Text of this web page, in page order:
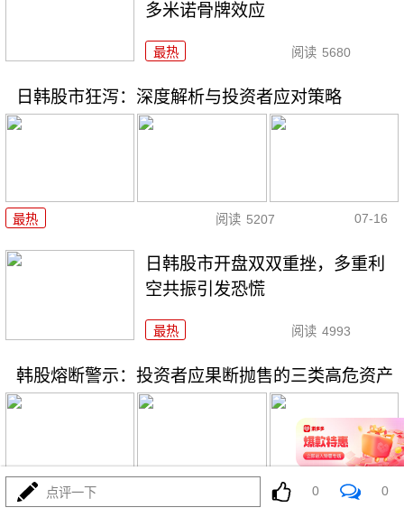
多米诺骨牌效应
最热 阅读 5680
日韩股市狂泻：深度解析与投资者应对策略
最热 阅读 5207 07-16
日韩股市开盘双双重挫，多重利
空共振引发恐慌
最热 阅读 4993
韩股熔断警示：投资者应果断抛售的三类高危资产
最热 3742 07-16
点评一下 0 0